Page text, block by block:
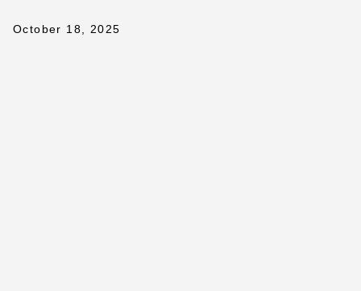
October 18, 2025